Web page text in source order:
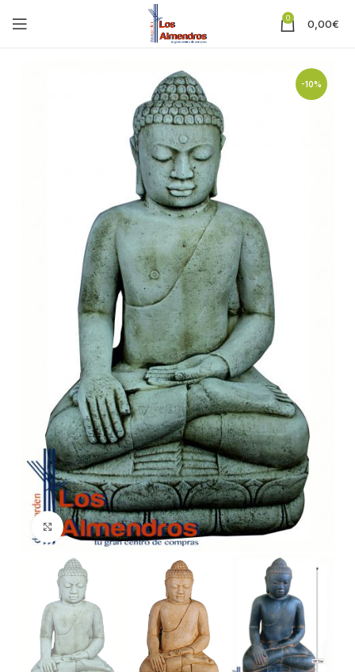
0 0,00€
-10%
Clic para ampliar